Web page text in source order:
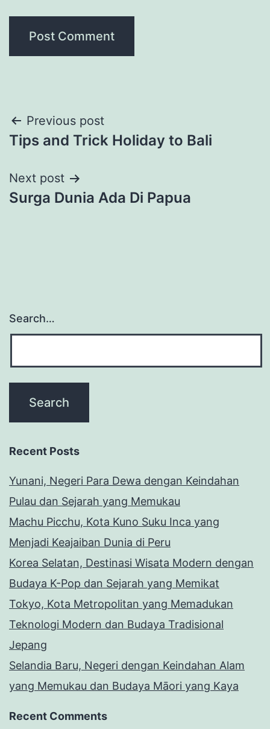
Post
navigation
Previous post
Tips and Trick Holiday to Bali
Next post
Surga Dunia Ada Di Papua
Search…
Recent Posts
Yunani, Negeri Para Dewa dengan Keindahan
Pulau dan Sejarah yang Memukau
Machu Picchu, Kota Kuno Suku Inca yang
Menjadi Keajaiban Dunia di Peru
Korea Selatan, Destinasi Wisata Modern dengan
Budaya K-Pop dan Sejarah yang Memikat
Tokyo, Kota Metropolitan yang Memadukan
Teknologi Modern dan Budaya Tradisional
Jepang
Selandia Baru, Negeri dengan Keindahan Alam
yang Memukau dan Budaya Māori yang Kaya
Recent Comments